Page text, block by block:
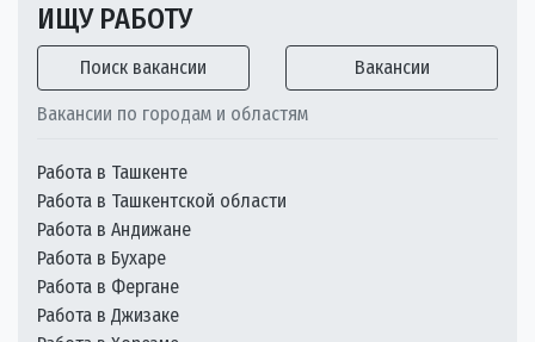
ИЩУ РАБОТУ
Поиск вакансии Вакансии
Вакансии по городам и областям
Работа в Ташкенте
Работа в Ташкентской области
Работа в Андижане
Работа в Бухаре
Работа в Фергане
Работа в Джизаке